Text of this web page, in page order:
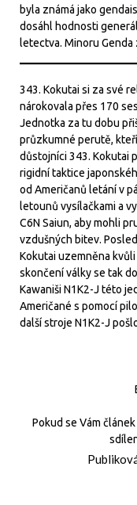
byla známá jako
dosáhl hodnosti
letectva. Minoru Genda
343. Kokutai si za své
nárokovala přes 170
Jednotka za tu dobu
průzkumné perutě,
důstojníci 343. Kokutai
rigidní taktice
od Američanů letání v
letounů vysílačkami a
C6N Saiun, aby mohli
vzdušných bitev.
Kokutai uzemněna
skončení války se tak
Kawaniši N1K2-J této
Američané s pomocí
další stroje N1K2-J
Pokud se Vám